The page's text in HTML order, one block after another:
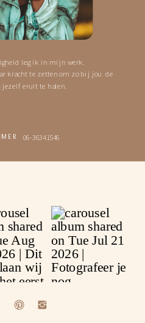
06-36341546
leg ik in mijn werk.
kracht te zetten om zo bij jou de
jezelf eruit te halen.